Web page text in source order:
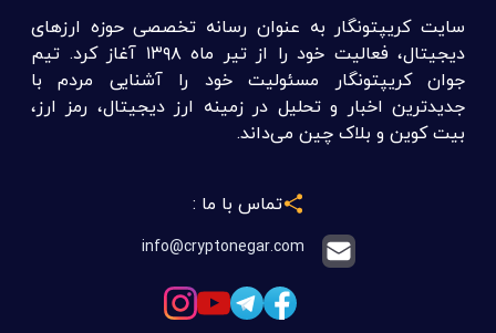
سایت کریپتونگار به عنوان رسانه تخصصی حوزه ارزهای
دیجیتال، فعالیت خود را از تیر ماه ۱۳۹۸ آغاز کرد. تیم
جوان کریپتونگار مسئولیت خود را آشنایی مردم با
جدیدترین اخبار و تحلیل در زمینه ارز دیجیتال، رمز ارز،
بیت کوین و بلاک چین می‌داند.
تماس با ما :
info@cryptonegar.com